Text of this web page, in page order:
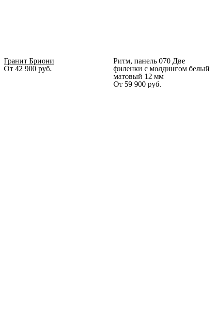
Гранит Бриони
От 42 900 руб.
Ритм, панель 070 Две
филенки с молдингом белый
матовый 12 мм
От 59 900 руб.